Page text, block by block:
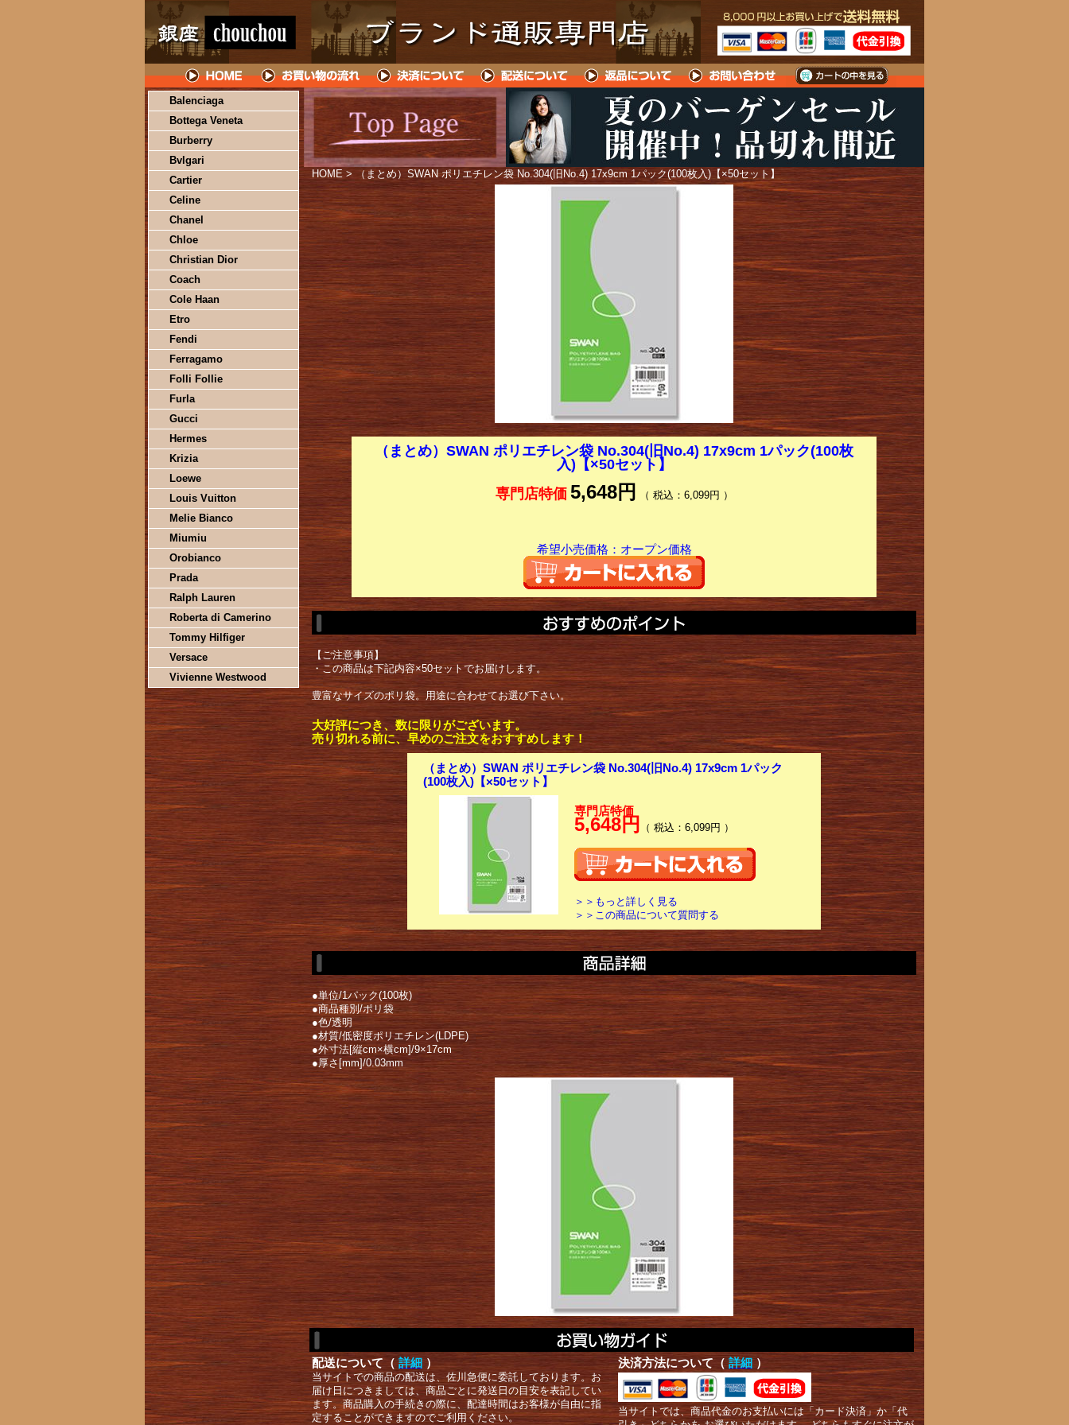
Balenciaga
Bottega Veneta
Burberry
Bvlgari
Cartier
Celine
Chanel
Chloe
Christian Dior
Coach
Cole Haan
Etro
Fendi
Ferragamo
Folli Follie
Furla
Gucci
Hermes
Krizia
Loewe
Louis Vuitton
Melie Bianco
Miumiu
Orobianco
Prada
Ralph Lauren
Roberta di Camerino
Tommy Hilfiger
Versace
Vivienne Westwood
HOME > （まとめ）SWAN ポリエチレン袋 No.304(旧No.4) 17x9cm 1パック(100枚入)【×50セット】
（まとめ）SWAN ポリエチレン袋 No.304(旧No.4) 17x9cm 1パック(100枚
入)【×50セット】
専門店特価 5,648円 （ 税込：6,099円 ）
希望小売価格：オープン価格
【ご注意事項】
・この商品は下記内容×50セットでお届けします。
豊富なサイズのポリ袋。用途に合わせてお選び下さい。
大好評につき、数に限りがございます。
売り切れる前に、早めのご注文をおすすめします！
（まとめ）SWAN ポリエチレン袋 No.304(旧No.4) 17x9cm 1パック
(100枚入)【×50セット】
専門店特価
5,648円 （ 税込：6,099円 ）
＞＞もっと詳しく見る
＞＞この商品について質問する
●単位/1パック(100枚)
●商品種別/ポリ袋
●色/透明
●材質/低密度ポリエチレン(LDPE)
●外寸法[縦cm×横cm]/9×17cm
●厚さ[mm]/0.03mm
配送について（ 詳細 ）
当サイトでの商品の配送は、佐川急便に委託しております。お
届け日につきましては、商品ごとに発送日の目安を表記してい
ます。商品購入の手続きの際に、配達時間はお客様が自由に指
定することができますのでご利用ください。
決済方法について（ 詳細 ）
当サイトでは、商品代金のお支払いには「カード決済」か「代